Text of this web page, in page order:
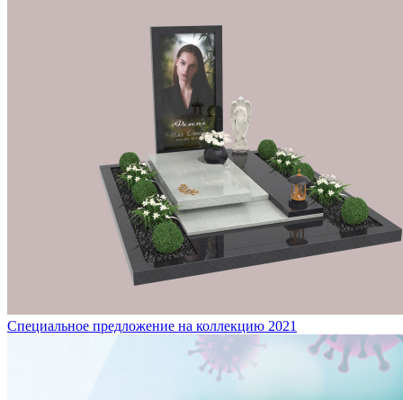
Специальное предложение на коллекцию 2021